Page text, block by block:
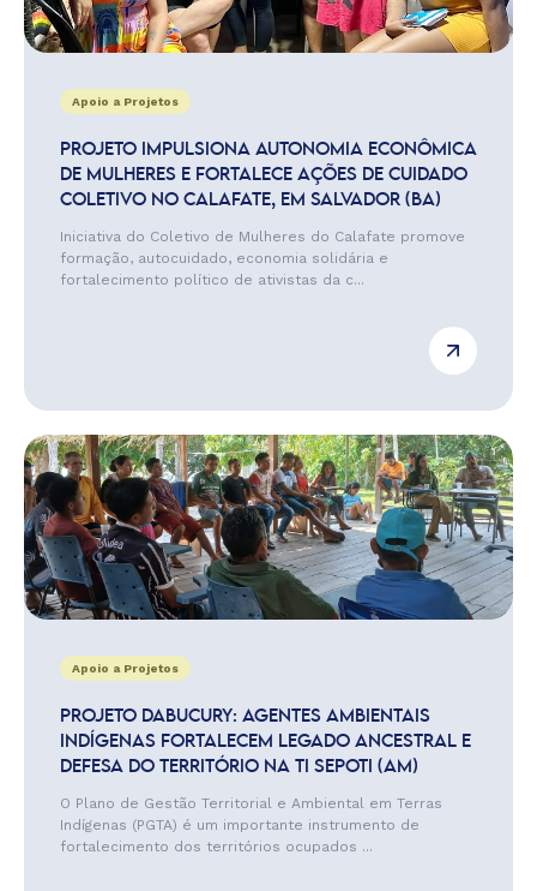
Apoio a Projetos
PROJETO IMPULSIONA AUTONOMIA ECONÔMICA
DE MULHERES E FORTALECE AÇÕES DE CUIDADO
COLETIVO NO CALAFATE, EM SALVADOR (BA)
Iniciativa do Coletivo de Mulheres do Calafate promove
formação, autocuidado, economia solidária e
fortalecimento político de ativistas da c...
Apoio a Projetos
PROJETO DABUCURY: AGENTES AMBIENTAIS
INDÍGENAS FORTALECEM LEGADO ANCESTRAL E
DEFESA DO TERRITÓRIO NA TI SEPOTI (AM)
O Plano de Gestão Territorial e Ambiental em Terras
Indígenas (PGTA) é um importante instrumento de
fortalecimento dos territórios ocupados ...